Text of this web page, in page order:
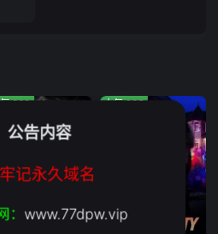
:623 人气:835
公告内容
记永久域名
： www.77dpw.vip